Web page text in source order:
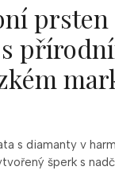
prsten
s diamanty v
šperk s